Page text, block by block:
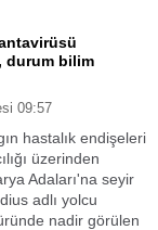
durum bilim
09:57
hastalık endişeleri
üzerinden
Adaları'na seyir
adlı yolcu
nadir görülen